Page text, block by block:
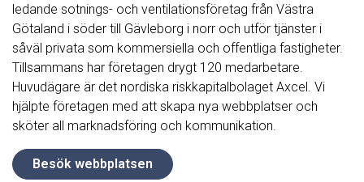
ledande sotnings- och ventilationsföretag från Västra
Götaland i söder till Gävleborg i norr och utför tjänster i
såväl privata som kommersiella och offentliga fastigheter.
Tillsammans har företagen drygt 120 medarbetare.
Huvudägare är det nordiska riskkapitalbolaget Axcel. Vi
hjälpte företagen med att skapa nya webbplatser och
sköter all marknadsföring och kommunikation.
Besök webbplatsen